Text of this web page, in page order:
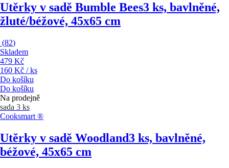
Utěrky v sadě Bumble Bees3 ks, bavlněné,
žluté/béžové, 45x65 cm
(82)
Skladem
479 Kč
160 Kč / ks
Do košíku
Do košíku
Na prodejně
sada 3 ks
Cooksmart ®
Utěrky v sadě Woodland3 ks, bavlněné,
béžové, 45x65 cm